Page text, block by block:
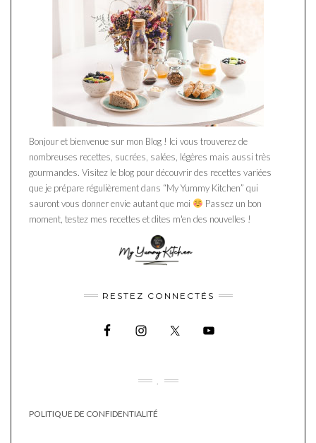
Bonjour et bienvenue sur mon Blog ! Ici vous trouverez de
nombreuses recettes, sucrées, salées, légères mais aussi très
gourmandes. Visitez le blog pour découvrir des recettes variées
que je prépare régulièrement dans “My Yummy Kitchen” qui
sauront vous donner envie autant que moi
Passez un bon
moment, testez mes recettes et dites m'en des nouvelles !
RESTEZ CONNECTÉS
POLITIQUE DE CONFIDENTIALITÉ